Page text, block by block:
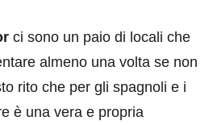
ci sono un paio di locali che
almeno una volta se non
rito che per gli spagnoli e i
è una vera e propria